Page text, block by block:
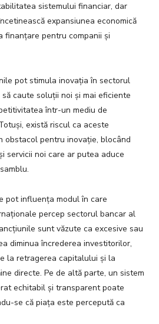
sistemului financiar, dar
expansiunea economică
finanțare pentru companii și
pot stimula inovația în sectorul
caute soluții noi și mai eficiente
într-un mediu de
există riscul ca aceste
obstacol pentru inovație, blocând
servicii noi care ar putea aduce
pot influența modul în care
percep sectorul bancar al
sunt văzute ca excesive sau
diminua încrederea investitorilor,
la retragerea capitalului și la
directe. Pe de altă parte, un sistem
echitabil și transparent poate
se că piața este percepută ca